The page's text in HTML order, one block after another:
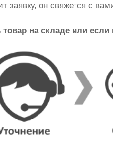
заявку, он свяжется с
товар на складе или